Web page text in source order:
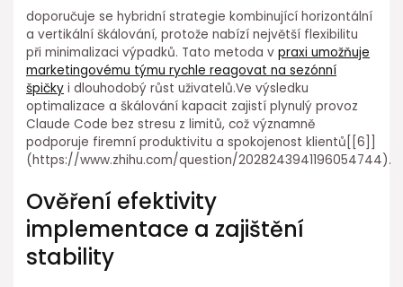
doporučuje se hybridní strategie kombinující horizontální
a vertikální škálování, protože nabízí největší flexibilitu
při⁣ minimalizaci ⁣výpadků. Tato metoda vpraxi umožňuje
marketingovému týmu⁤ rychle reagovat na sezónní
špičky i dlouhodobý růst uživatelů.Ve výsledku
optimalizace a škálování kapacit zajistí plynulý provoz
Claude Code bez stresu z limitů, což ⁢významně
podporuje firemní produktivitu a spokojenost klientů[[6]]
(https://www.zhihu.com/question/2028243941196054744).
Ověření efektivity
implementace a zajištění
stability